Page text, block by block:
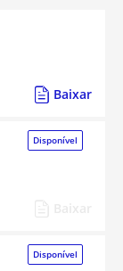
Baixar
Disponível
Disponível